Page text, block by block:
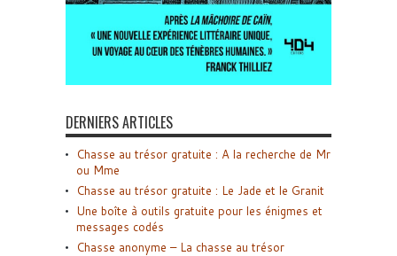
DERNIERS ARTICLES
Chasse au trésor gratuite : A la recherche de Mr
ou Mme
Chasse au trésor gratuite : Le Jade et le Granit
Une boîte à outils gratuite pour les énigmes et
messages codés
Chasse anonyme – La chasse au trésor